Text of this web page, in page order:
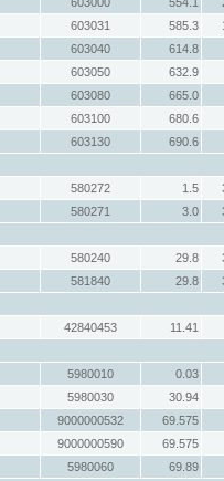
603031 585.3
603040
614.8
603050
632.9
603080
665.0
603100
680.6
603130
690.6
580272 1.5
580271 3.0
580240 29.8
581840 29.8
42840453
11.41
5980010
0.03
5980030
30.94
9000000532
69.575
9000000590
69.575
5980060
69.89